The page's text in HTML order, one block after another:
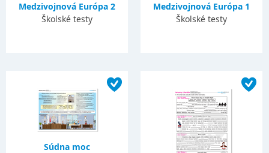
Medzivojnová Európa 2
Školské testy
Medzivojnová Európa 1
Školské testy
Súdna moc